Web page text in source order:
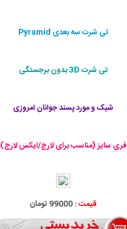
تی شرت سه بعدی Pyramid
تی شرت 3D بدون برجستگی
شیک و مورد پسند جوانان امروزی
فری سایز (مناسب برای لارج/ایکس لارج)
قیمت :99000 تومان